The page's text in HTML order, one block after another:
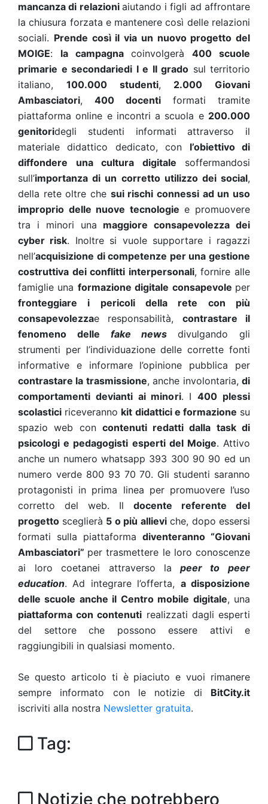
mancanza di relazioni aiutando i figli ad affrontare
la chiusura forzata e mantenere così delle relazioni
sociali. Prende così il via un nuovo progetto del
MOIGE: la campagnacoinvolgerà400 scuole
primarie e secondariedi I e II grado sul territorio
italiano, 100.000 studenti, 2.000 Giovani
Ambasciatori, 400 docenti formati tramite
piattaforma online e incontri a scuola e 200.000
genitoridegli studenti informati attraverso il
materiale didattico dedicato, con l’obiettivo di
diffondere una cultura digitale soffermandosi
sull’importanza di un corretto utilizzo dei social,
della rete oltre che sui rischi connessi ad un uso
improprio delle nuove tecnologie e promuovere
tra i minori una maggiore consapevolezza dei
cyber risk. Inoltre si vuole supportare i ragazzi
nell’acquisizione di competenze per una gestione
costruttiva dei conflitti interpersonali, fornire alle
famiglie una formazione digitale consapevole per
fronteggiare i pericoli della rete con più
consapevolezzae responsabilità, contrastare il
fenomeno delle fake news
divulgando gli
strumenti per l’individuazione delle corrette fonti
informative e informare l’opinione pubblica per
contrastare la trasmissione, anche involontaria,di
comportamenti devianti ai minori. I400 plessi
scolastici riceveranno kit didattici e formazione su
spazio web con contenuti redatti dalla task di
psicologi e pedagogisti esperti del Moige. Attivo
anche un numero whatsapp 393 300 90 90 ed un
numero verde 800 93 70 70. Gli studenti saranno
protagonisti in prima linea per promuovere l’uso
corretto del web. Il docente referente del
progetto sceglierà 5 o più allieviche, dopo essersi
formati sulla piattaforma diventeranno “Giovani
Ambasciatori” per trasmettere le loro conoscenze
ai loro coetanei attraverso la
peer to peer
education. Ad integrare l’offerta, a disposizione
delle scuole anche il Centro mobile digitale, una
piattaforma con contenuti realizzati dagli esperti
del settore che possono essere attivi e
raggiungibili in qualsiasi momento.
Se questo articolo ti è piaciuto e vuoi rimanere
sempre informato con le notizie di BitCity.it
iscriviti alla nostra Newsletter gratuita.
Tag:
Notizie che potrebbero